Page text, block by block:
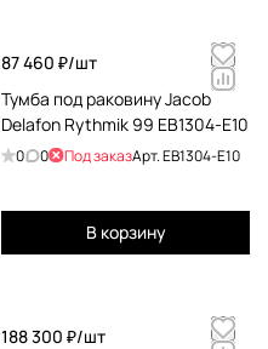
87 460 ₽/шт
Тумба под раковину Jacob
Delafon Rythmik 99 EB1304-E10
0 0 Под заказАрт.EB1304-E10
В корзину
188 300 ₽/шт